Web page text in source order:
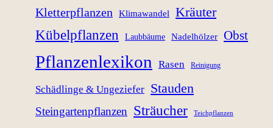
Kletterpflanzen Klimawandel Kräuter
Kübelpflanzen Laubbäume Nadelhölzer Obst
Pflanzenlexikon Rasen Reinigung
Schädlinge & Ungeziefer Stauden
Steingartenpflanzen Sträucher Teichpflanzen